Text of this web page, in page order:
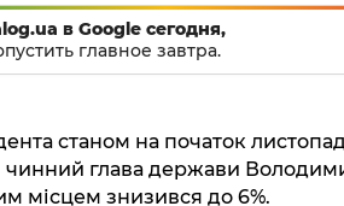
в Google сегодня,
главное завтра.
станом на початок
чинний глава держави
місцем знизився до 6%.